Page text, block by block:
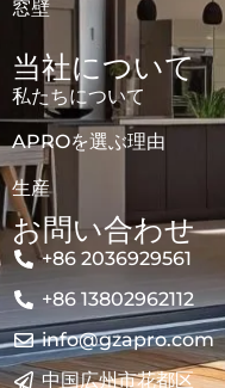
窓壁
当社について
私たちについて
APROを選ぶ理由
生産
お問い合わせ
+86 2036929561
+86 13802962112
info@gzapro.com
中国広州市花都区